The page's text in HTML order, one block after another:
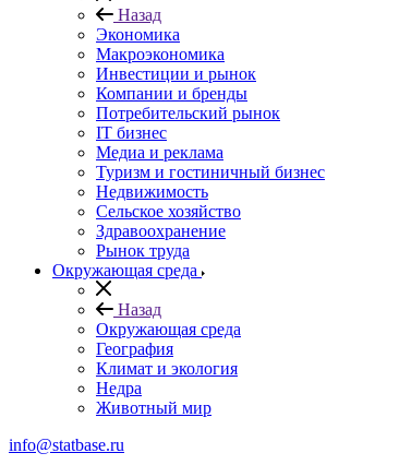
Назад
Экономика
Макроэкономика
Инвестиции и рынок
Компании и бренды
Потребительский рынок
IT бизнес
Медиа и реклама
Туризм и гостиничный бизнес
Недвижимость
Сельское хозяйство
Здравоохранение
Рынок труда
Окружающая среда
Назад
Окружающая среда
География
Климат и экология
Недра
Животный мир
info@statbase.ru